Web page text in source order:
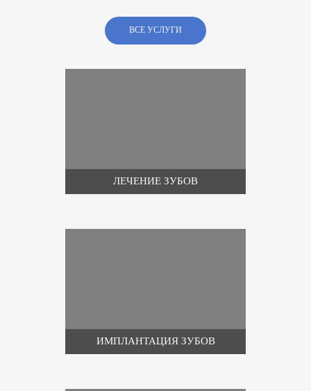
ВСЕ УСЛУГИ
ЛЕЧЕНИЕ ЗУБОВ
ИМПЛАНТАЦИЯ ЗУБОВ